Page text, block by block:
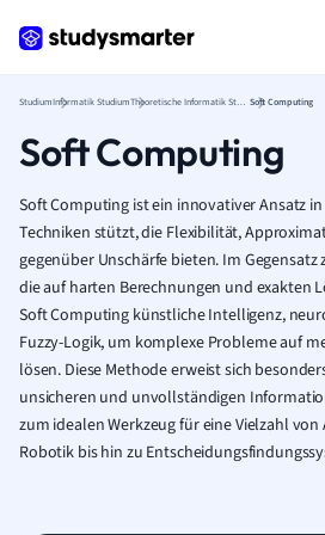
StudiumInformatik Studium Theoretische Informatik Studium Soft Computing
Soft Computing
Soft Computing ist ein innovativer Ansatz
Techniken stützt, die Flexibilität,
gegenüber Unschärfe bieten. Im
die auf harten Berechnungen und exakten
Soft Computing künstliche Intelligenz,
Fuzzy-Logik, um komplexe Probleme auf
lösen. Diese Methode erweist sich
unsicheren und unvollständigen
zum idealen Werkzeug für eine Vielzahl
Robotik bis hin zu